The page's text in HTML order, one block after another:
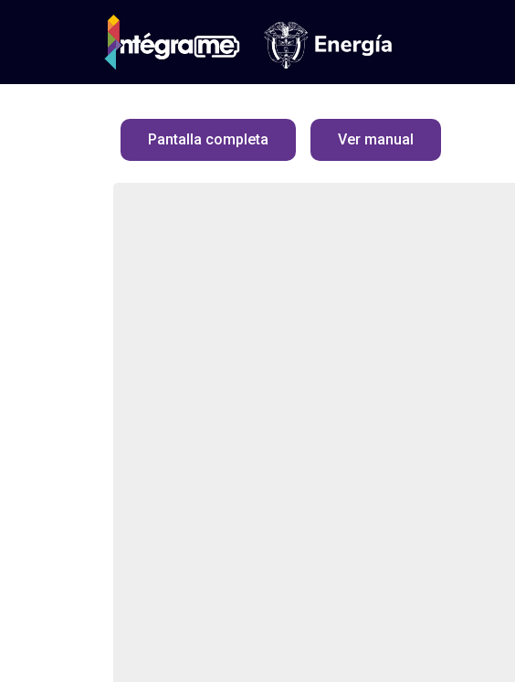
Pantalla completa Ver manual